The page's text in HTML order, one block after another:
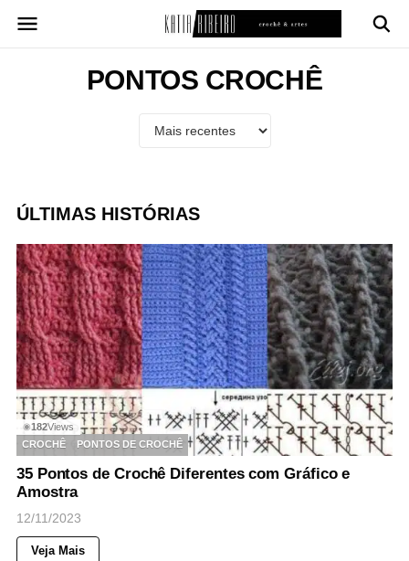
para
PONTOS CROCHÊ
ÚLTIMAS HISTÓRIAS
◉182Views
CROCHÊ
PONTOS DE CROCHÊ
35 Pontos de Crochê Diferentes com Gráfico e
Amostra
12/11/2023
Veja Mais